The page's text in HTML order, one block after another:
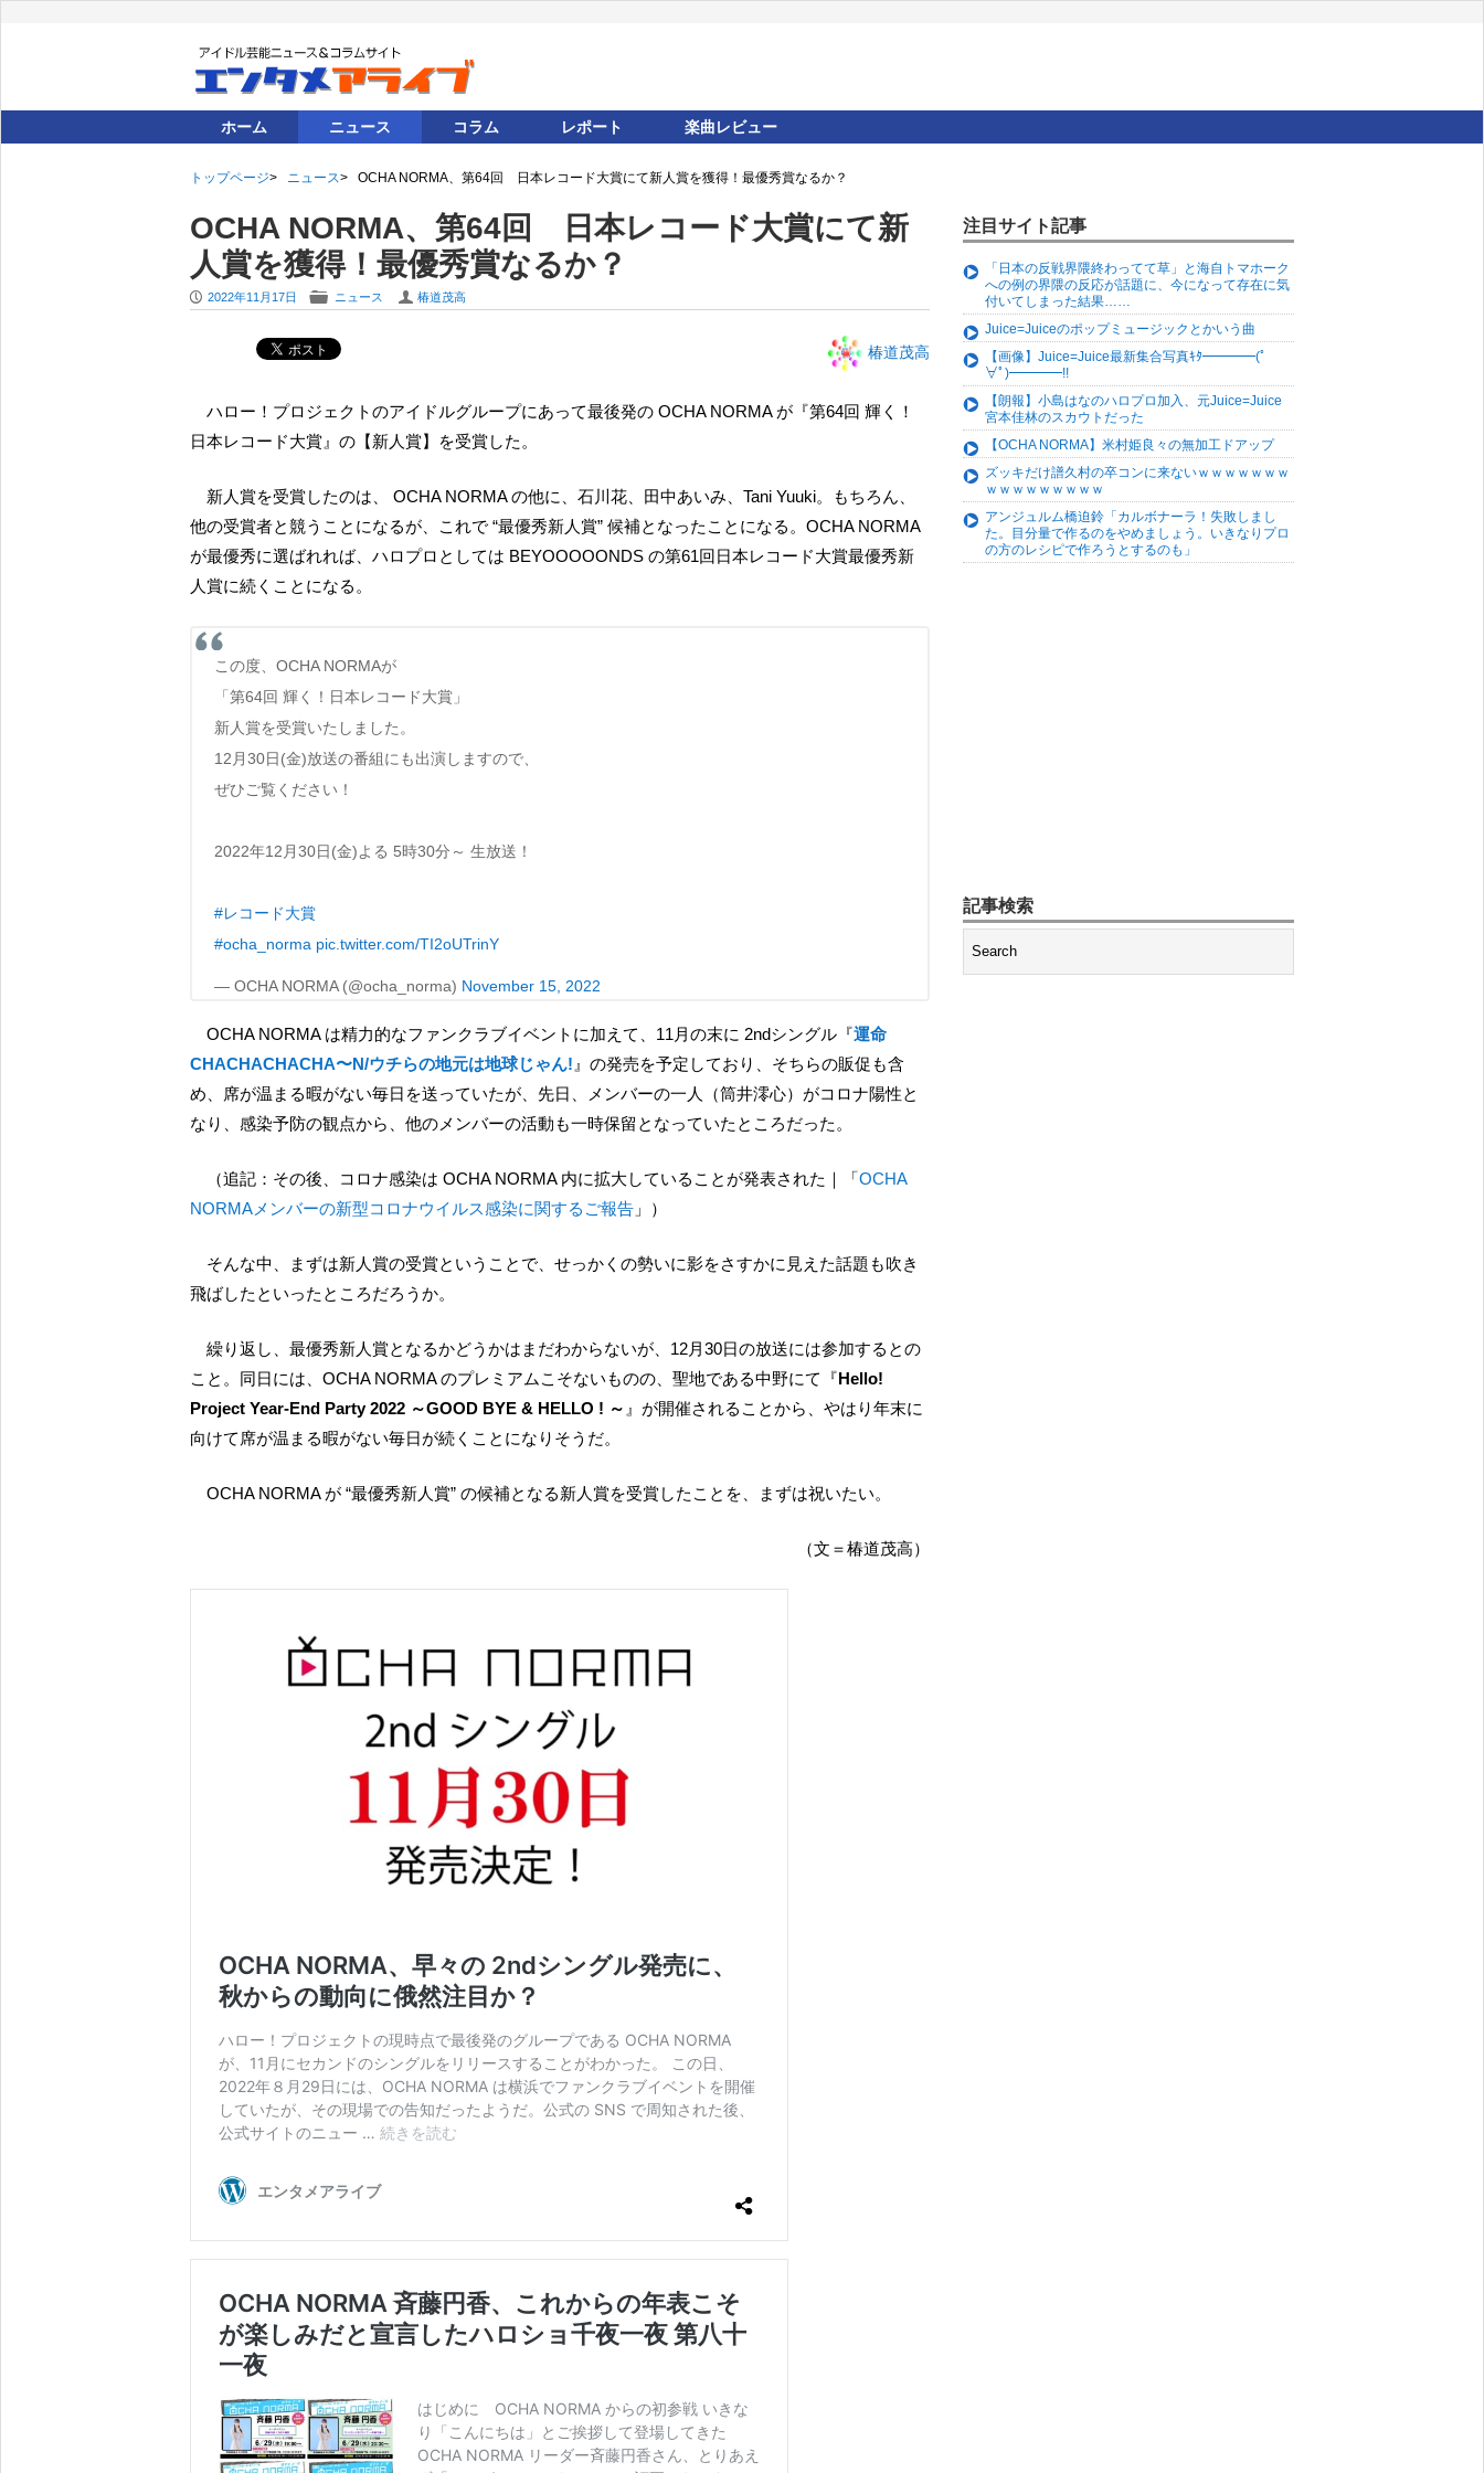
ホーム ニュース コラム レポート 楽曲レビュー
トップページ ニュース OCHA NORMA、第64回 日本レコード大賞にて新人賞を獲得！最優秀賞なるか？
OCHA NORMA、第64回 日本レコード大賞にて新
人賞を獲得！最優秀賞なるか？
P 2022年11月17日 F ニュース U 椿道茂高
椿道茂高
ハロー！プロジェクトのアイドルグループにあって最後発の OCHA NORMA が『第64回 輝く！
日本レコード大賞』の【新人賞】を受賞した。
新人賞を受賞したのは、 OCHA NORMA の他に、石川花、田中あいみ、Tani Yuuki。もちろん、
他の受賞者と競うことになるが、これで “最優秀新人賞” 候補となったことになる。OCHA NORMA
が最優秀に選ばれれば、ハロプロとしては BEYOOOOONDS の第61回日本レコード大賞最優秀新
人賞に続くことになる。
この度、OCHA NORMAが
「第64回 輝く！日本レコード大賞」
新人賞を受賞いたしました。
12月30日(金)放送の番組にも出演しますので、
ぜひご覧ください！
2022年12月30日(金)よる 5時30分～ 生放送！
#レコード大賞
#ocha_norma pic.twitter.com/TI2oUTrinY
— OCHA NORMA (@ocha_norma) November 15, 2022
OCHA NORMA は精力的なファンクラブイベントに加えて、11月の末に 2ndシングル『運命
CHACHACHACHA〜N/ウチらの地元は地球じゃん! 』の発売を予定しており、そちらの販促も含
め、席が温まる暇がない毎日を送っていたが、先日、メンバーの一人（筒井澪心）がコロナ陽性と
なり、感染予防の観点から、他のメンバーの活動も一時保留となっていたところだった。
（追記：その後、コロナ感染は OCHA NORMA 内に拡大していることが発表された｜「OCHA
NORMAメンバーの新型コロナウイルス感染に関するご報告 」）
そんな中、まずは新人賞の受賞ということで、せっかくの勢いに影をさすかに見えた話題も吹き
飛ばしたといったところだろうか。
繰り返し、最優秀新人賞となるかどうかはまだわからないが、12月30日の放送には参加するとの
こと。同日には、OCHA NORMA のプレミアムこそないものの、聖地である中野にて『Hello!
Project Year-End Party 2022 ～GOOD BYE & HELLO ! ～ 』が開催されることから、やはり年末に
向けて席が温まる暇がない毎日が続くことになりそうだ。
OCHA NORMA が “最優秀新人賞” の候補となる新人賞を受賞したことを、まずは祝いたい。
（文＝椿道茂高）
注目サイト記事
「日本の反戦界隈終わってて草」と海自トマホーク
への例の界隈の反応が話題に、今になって存在に気
付いてしまった結果……
Juice=Juiceのポップミュージックとかいう曲
【画像】Juice=Juice最新集合写真ｷﾀ━━━━(ﾟ
∀ﾟ)━━━━!!
【朗報】小島はなのハロプロ加入、元Juice=Juice
宮本佳林のスカウトだった
【OCHA NORMA】米村姫良々の無加工ドアップ
ズッキだけ譜久村の卒コンに来ないｗｗｗｗｗｗｗ
ｗｗｗｗｗｗｗｗｗ
アンジュルム橋迫鈴「カルボナーラ！失敗しまし
た。目分量で作るのをやめましょう。いきなりプロ
の方のレシピで作ろうとするのも」
記事検索